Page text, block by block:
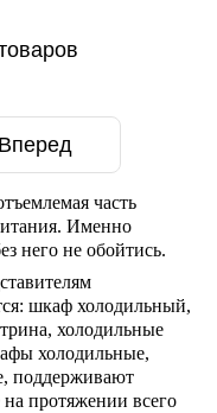
Вперед
часть
Именно
него не обойтись.
шкаф холодильный,
холодильные
холодильные,
поддерживают
протяжении всего